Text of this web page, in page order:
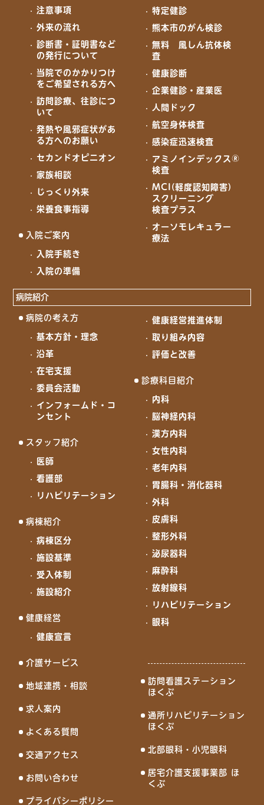
注意事項
外来の流れ
診断書・証明書など
の発行について
当院でのかかりつけ
をご希望される方へ
訪問診療、往診につ
いて
発熱や風邪症状があ
る方へのお願い
セカンドオピニオン
家族相談
じっくり外来
栄養食事指導
入院ご案内
入院手続き
入院の準備
特定健診
熊本市のがん検診
無料 風しん抗体検
査
健康診断
企業健診・産業医
人間ドック
航空身体検査
感染症迅速検査
アミノインデックス®
検査
MCI(軽度認知障害)
スクリーニング
検査プラス
オーソモレキュラー
療法
病院紹介
病院の考え方
基本方針・理念
沿革
在宅支援
委員会活動
インフォームド・コ
ンセント
スタッフ紹介
医師
看護部
リハビリテーション
病棟紹介
病棟区分
施設基準
受入体制
施設紹介
健康経営
健康宣言
健康経営推進体制
取り組み内容
評価と改善
診療科目紹介
内科
脳神経内科
漢方内科
女性内科
老年内科
胃腸科・消化器科
外科
皮膚科
整形外科
泌尿器科
麻酔科
放射線科
リハビリテーション
眼科
介護サービス
地域連携・相談
求人案内
よくある質問
交通アクセス
お問い合わせ
プライバシーポリシー
訪問看護ステーション
ほくぶ
通所リハビリテーション
ほくぶ
北部眼科・小児眼科
居宅介護支援事業部 ほ
くぶ